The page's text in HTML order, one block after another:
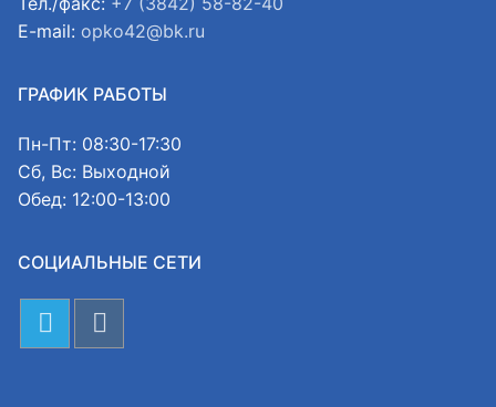
E-mail: opko42@bk.ru
ГРАФИК РАБОТЫ
Пн-Пт: 08:30-17:30
Сб, Вс: Выходной
Обед: 12:00-13:00
СОЦИАЛЬНЫЕ СЕТИ